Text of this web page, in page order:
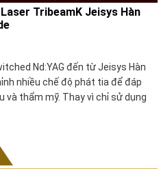
TribeamK Jeisys Hàn
Nd:YAG đến từ Jeisys Hàn
nhiều chế độ phát tia để đáp
và thẩm mỹ. Thay vì chỉ sử dụng